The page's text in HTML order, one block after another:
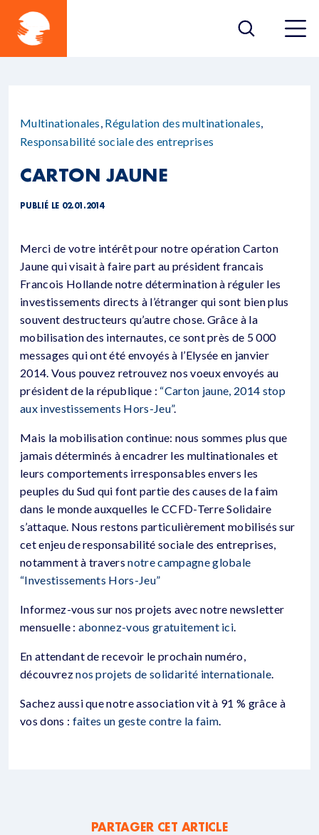
Multinationales, Régulation des multinationales,
Responsabilité sociale des entreprises
CARTON JAUNE
PUBLIÉ LE 02.01.2014
Merci de votre intérêt pour notre opération Carton
Jaune qui visait à faire part au président francais
Francois Hollande notre détermination à réguler les
investissements directs à l’étranger qui sont bien plus
souvent destructeurs qu’autre chose. Grâce à la
mobilisation des internautes, ce sont près de 5 000
messages qui ont été envoyés à l’Elysée en janvier
2014. Vous pouvez retrouvez nos voeux envoyés au
président de la république : “Carton jaune, 2014 stop
aux investissements Hors-Jeu”.
Mais la mobilisation continue: nous sommes plus que
jamais déterminés à encadrer les multinationales et
leurs comportements irresponsables envers les
peuples du Sud qui font partie des causes de la faim
dans le monde auxquelles le CCFD-Terre Solidaire
s’attaque. Nous restons particulièrement mobilisés sur
cet enjeu de responsabilité sociale des entreprises,
notamment à traversnotre campagne globale
“Investissements Hors-Jeu”
Informez-vous sur nos projets avec notre newsletter
mensuelle : abonnez-vous gratuitement ici.
En attendant de recevoir le prochain numéro,
découvreznos projets de solidarité internationale.
Sachez aussi que notre association vit à 91 % grâce à
vos dons : faites un geste contre la faim.
PARTAGER CET ARTICLE